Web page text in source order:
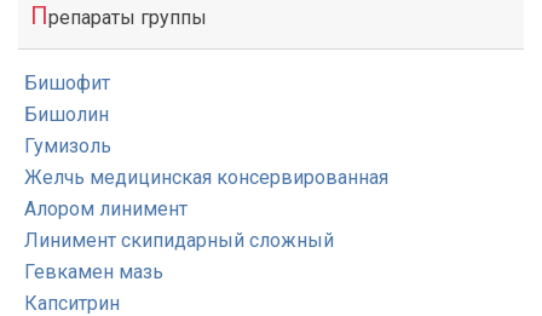
Препараты группы
Бишофит
Бишолин
Гумизоль
Желчь медицинская консервированная
Алором линимент
Линимент скипидарный сложный
Гевкамен мазь
Капситрин